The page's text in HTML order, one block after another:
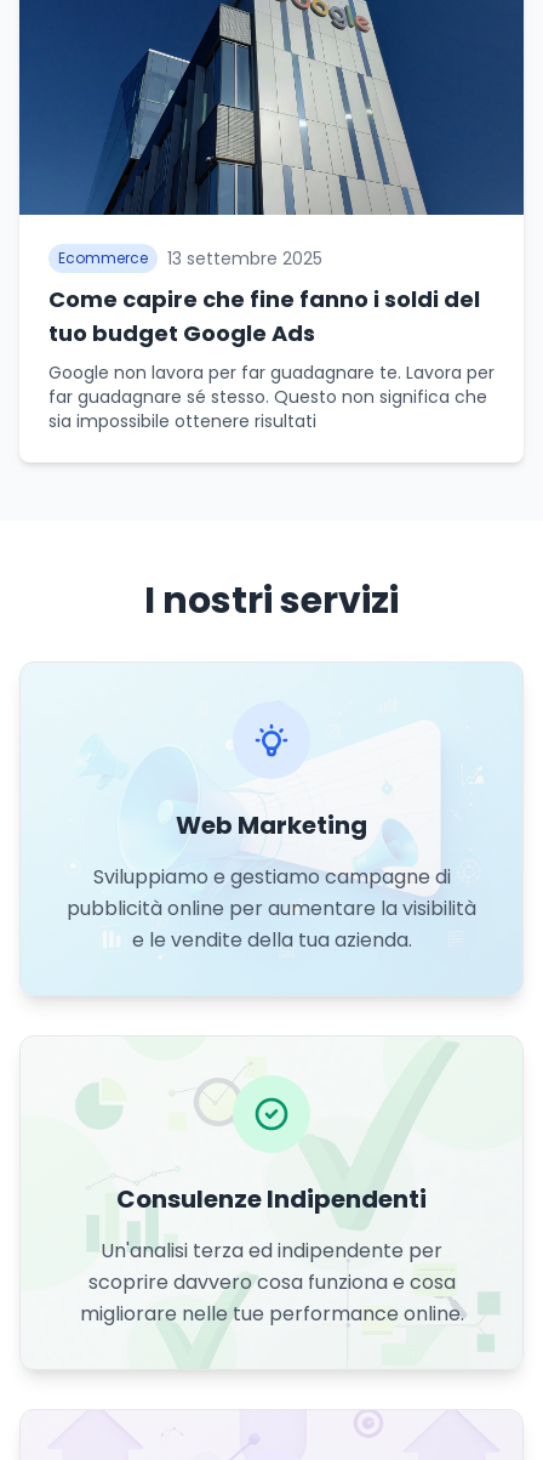
Ecommerce 13 settembre 2025
Come capire che fine fanno i soldi del
tuo budget Google Ads
Google non lavora per far guadagnare te. Lavora per
far guadagnare sé stesso. Questo non significa che
sia impossibile ottenere risultati
I nostri servizi
Web Marketing
Sviluppiamo e gestiamo campagne di
pubblicità online per aumentare la visibilità
e le vendite della tua azienda.
Consulenze Indipendenti
Un'analisi terza ed indipendente per
scoprire davvero cosa funziona e cosa
migliorare nelle tue performance online.